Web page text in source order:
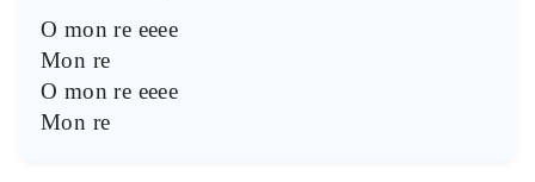
O mon re eeee
Mon re
O mon re eeee
Mon re